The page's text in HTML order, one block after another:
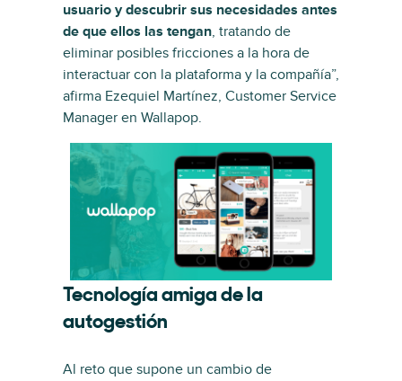
usuario y descubrir sus necesidades antes
de que ellos las tengan, tratando de
eliminar posibles fricciones a la hora de
interactuar con la plataforma y la compañía”,
afirma Ezequiel Martínez, Customer Service
Manager en Wallapop.
Tecnología amiga de la
autogestión
Al reto que supone un cambio de